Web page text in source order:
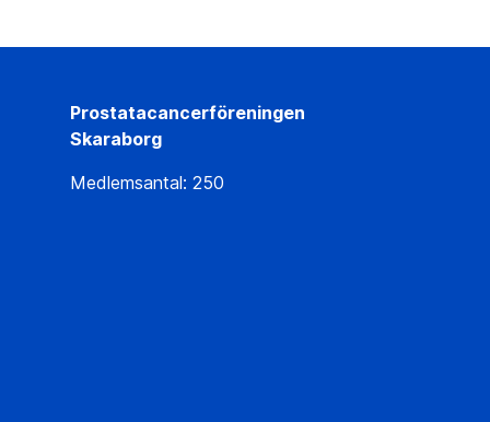
Prostatacancerföreningen
Skaraborg
Medlemsantal: 250